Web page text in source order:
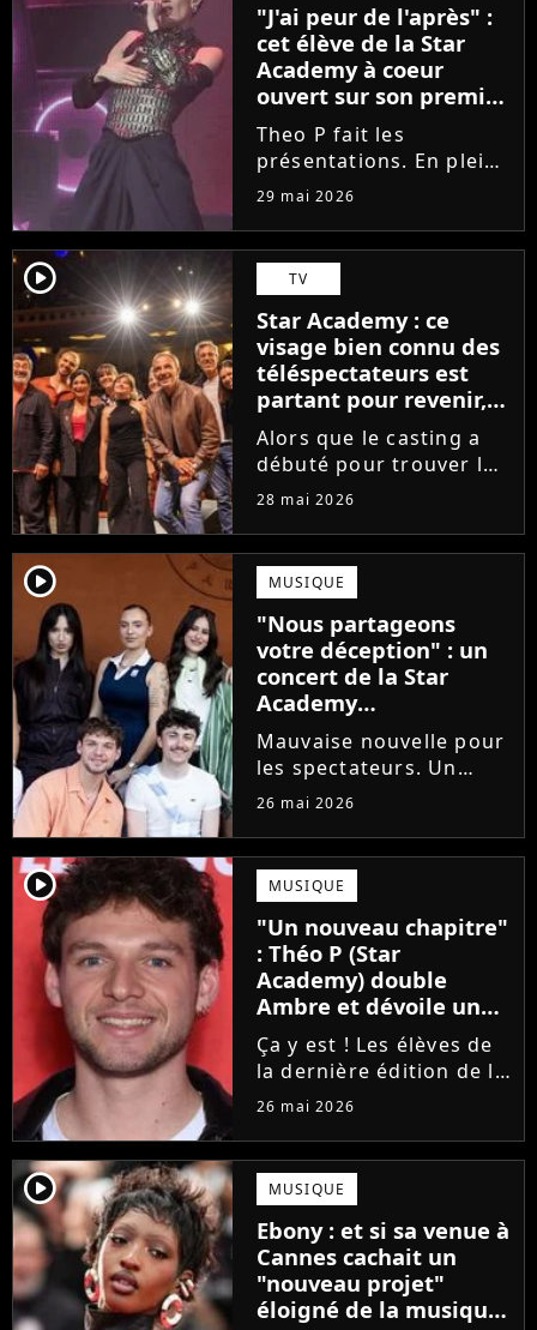
"J'ai peur de l'après" :
cet élève de la Star
Academy à coeur
ouvert sur son premier
single intime
Theo P fait les
présentations. En pleine
tournée, l'élève de la
son tout premier single.
Avec Garçon solide, le
chanteur livre une
facette plus fragile de
sa personnalité....
29 mai 2026
player2 TV
Star Academy : ce
visage bien connu des
téléspectateurs est
partant pour revenir,
sauf que la place est
déjà prise
Alors que le casting a
débuté pour trouver les
prochains Pierre
Ambre, une professeure
emblématique de la Star
Academy se positionne
pour enseigner le chant
aux...
28 mai 2026
player2 MUSIQUE
"Nous partageons
votre déception" : un
concert de la Star
Academy
définitivement annulé
Mauvaise nouvelle pour
les spectateurs. Un
concert de la Star
dernière minute pour
des raisons de santé, ne
sera finalement pas
reprogrammé.
26 mai 2026
player2 MUSIQUE
"Un nouveau chapitre"
: Théo P (Star
Academy) double
Ambre et dévoile un
premier extrait de son
single
Ça y est ! Les élèves de
la dernière édition de la
Star Academy
publier leurs singles et
c'est Théo P qui sera le
prochain à faire le
grand saut. Découvrez
un extrait...
26 mai 2026
player2 MUSIQUE
Ebony : et si sa venue à
Cannes cachait un
"nouveau projet"
éloigné de la musique